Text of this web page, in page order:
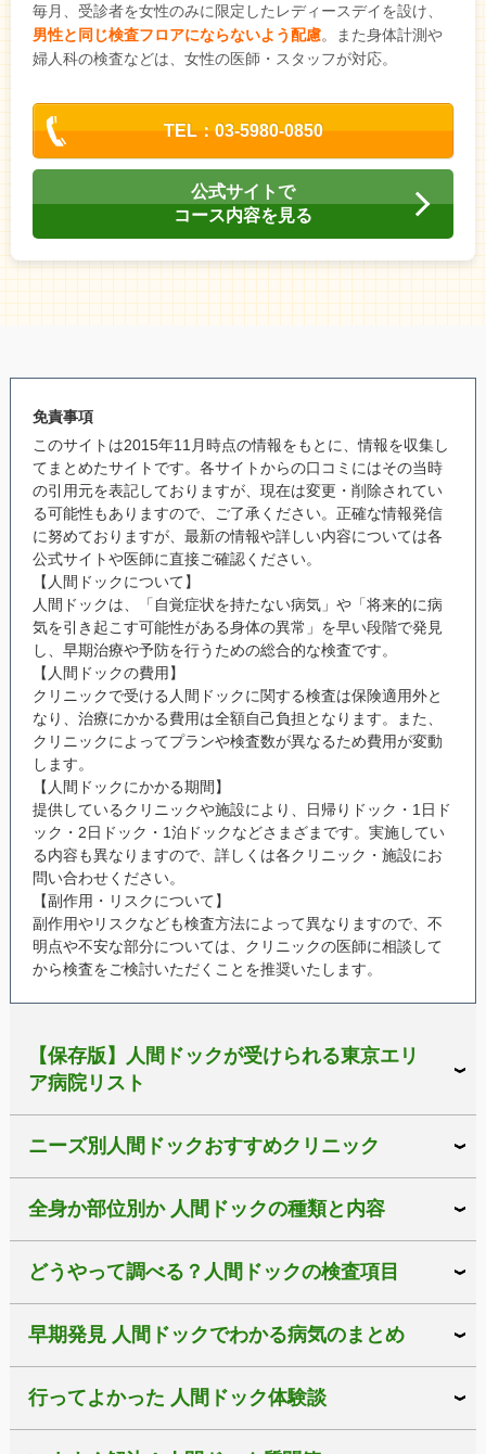
毎月、受診者を女性のみに限定したレディースデイを設け、
男性と同じ検査フロアにならないよう配慮。また身体計測や
婦人科の検査などは、女性の医師・スタッフが対応。
TEL：03-5980-0850
公式サイトで
コース内容を見る
免責事項
このサイトは2015年11月時点の情報をもとに、情報を収集し
てまとめたサイトです。各サイトからの口コミにはその当時
の引用元を表記しておりますが、現在は変更・削除されてい
る可能性もありますので、ご了承ください。正確な情報発信
に努めておりますが、最新の情報や詳しい内容については各
公式サイトや医師に直接ご確認ください。
【人間ドックについて】
人間ドックは、「自覚症状を持たない病気」や「将来的に病
気を引き起こす可能性がある身体の異常」を早い段階で発見
し、早期治療や予防を行うための総合的な検査です。
【人間ドックの費用】
クリニックで受ける人間ドックに関する検査は保険適用外と
なり、治療にかかる費用は全額自己負担となります。また、
クリニックによってプランや検査数が異なるため費用が変動
します。
【人間ドックにかかる期間】
提供しているクリニックや施設により、日帰りドック・1日ド
ック・2日ドック・1泊ドックなどさまざまです。実施してい
る内容も異なりますので、詳しくは各クリニック・施設にお
問い合わせください。
【副作用・リスクについて】
副作用やリスクなども検査方法によって異なりますので、不
明点や不安な部分については、クリニックの医師に相談して
から検査をご検討いただくことを推奨いたします。
【保存版】人間ドックが受けられる東京エリ
ア病院リスト
ニーズ別人間ドックおすすめクリニック
全身か部位別か 人間ドックの種類と内容
どうやって調べる？人間ドックの検査項目
早期発見 人間ドックでわかる病気のまとめ
行ってよかった 人間ドック体験談